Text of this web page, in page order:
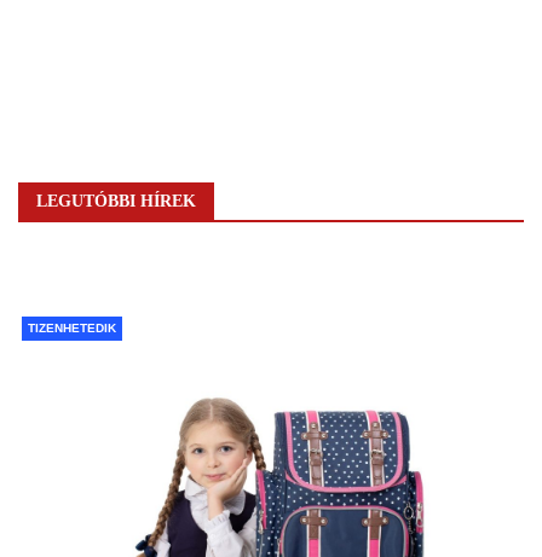
LEGUTÓBBI HÍREK
TIZENHETEDIK